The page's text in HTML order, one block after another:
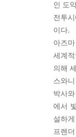
인 도
전투
이다.
아즈
세계
의해
스와
박사
에서
설하
프렌